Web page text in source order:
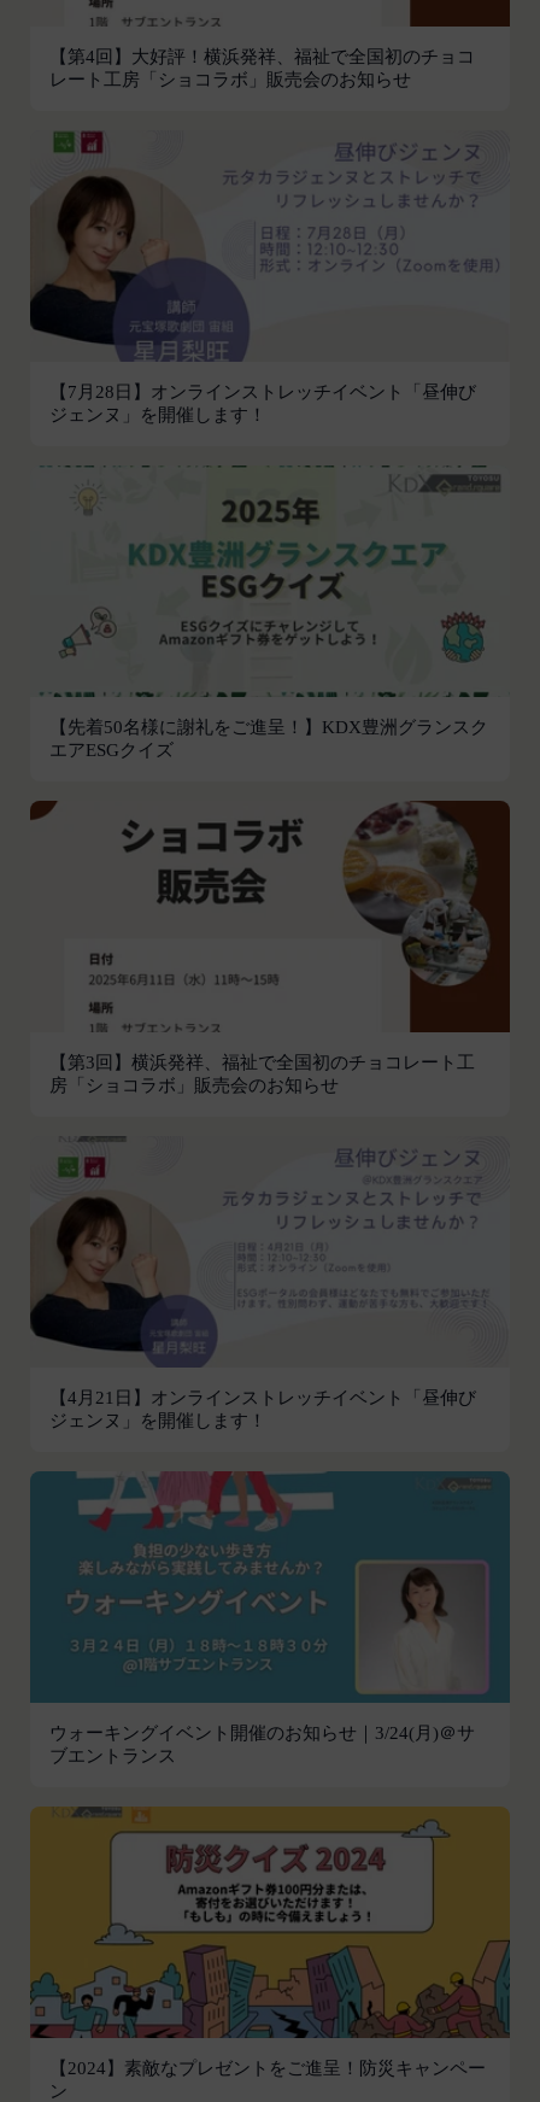
【第4回】大好評！横浜発祥、福祉で全国初のチョコ
レート工房「ショコラボ」販売会のお知らせ
【7月28日】オンラインストレッチイベント「昼伸び
ジェンヌ」を開催します！
【先着50名様に謝礼をご進呈！】KDX豊洲グランスク
エアESGクイズ
【第3回】横浜発祥、福祉で全国初のチョコレート工
房「ショコラボ」販売会のお知らせ
【4月21日】オンラインストレッチイベント「昼伸び
ジェンヌ」を開催します！
ウォーキングイベント開催のお知らせ｜3/24(月)＠サ
ブエントランス
【2024】素敵なプレゼントをご進呈！防災キャンペー
ン
易の実現のために必要または適切であると判断した
場合、お客様情報の全部または一部を公開すること
があります。
お客様の保護のために、開示が合理的に必要である
と判断する場合、お客様情報の全部または一部を開
示することがあります。
売却または合併
組織再編、合併または譲渡に際し、当社が取得した
個人情報の全部または一部を関係者に移転すること
があります。
委託先等の管理
当社は、業務を委託するため委託先にお客様情報を
提供または開示する場合、当該委託先に対し、適切
供および当社の提供目的以外の目的での利用を行わ
ないよう適切に管理および監督します。
お客様がご自身の個人情報の内容を確認、訂正また
は利用停止を希望される場合には、個人情報保護法
その他の法令により当社が義務を負う範囲におい
て、速やかに対応させていただきます。
場合があります。
お問い合わせ
開示等のご希望、ご意見、ご質問、苦情のお申し出
は、下記の窓口までお願いいたします。
メールによるお問い合わせ
営業時間内に順次回答いたします。
お問い合わせ内容によっては回答にお時間をいただ
く場合や、ご返答できない場合がございます。あら
かじめご了承いただきますようお願い致します。
「@goyoh.jp」を含むメールアドレスから受信でき
るよう、あらかじめご設定ください。
メールによるお問い合わせについて、お客さまの個
人情報保護のため、SSL通信を使用しております。
合には、このお問い合わせフォームは利用できませ
んので、その場合にはお電話でのお問い合わせをお
願いいたします。
組織・体制
当社は、管理担当役員を利用者情報管理責任者と
し、利用者情報の適正な管理及び継続的な改善を実
施します。
免責
当社は、以下の場合には、何らの責任を負いませ
ん。
お客様ご本人が本サービスの機能又は別の手段を用
お客様が自ら本サービス上に入力した情報等によ
り、個人を識別し得る状態に至った場合
当社は、利用者情報の取扱いに関する運用状況を適
宜見直し、継続的な改善に努めるものとし、必要に
応じて、本ポリシーをお客様の事前の了承を得るこ
となく変更することがあります。変更後の本ポリシ
ーについては、当社が別途定める場合を除いて、当
社ウェブサイトでの公示後、すぐに効力が発生する
ものとします。但し、法令上お客様の同意が必要と
方法により、お客様の同意を取得するものとしま
その他の注意事項
当社が提供するサービスは、当社が管理するサービ
ス以外のサービスへのリンクを含む場合があり、こ
れら外部サービスにおける内容や利用者情報の保護
については、当社は一切責任を負いません。
発効日：2021年9月1日
閉じる
があり、又は現在受けている場合
未成年者、成年被後見人、被保佐人又は被補助
人のいずれかであって、法定代理人、後見人､保
会員登録の申請に虚偽の事項が含まれている場
過去に当社との契約に違反した者またはその関
係者であると当社が判断した場合
反社会的勢力等（暴力団、暴力団員、右翼団
体、反社会的勢力、その他これに準ずるものを
意味します。以下同じ。）であるまたは資金提
供その他を通じて反社会的勢力等の維持、運営
もしくは経営に協力もしくは関与する等反社会
的勢力等との何らかの交流もしくは関係を行っ
その他会員登録が適当でないと当社が判断した
第5条（登録内容の変更）
会員は、登録情報の内容の全部または一部に関して
変更が生じた場合、直ちに当社所定の方法により登
録内容を変更する手続きを行うものとします。
会員が前項に定める変更手続きを行わなかった場合
効なものとすることをあらかじめ承諾します。
会員が本条第１項に定める変更手続きを行わなかっ
たことにより生じた損害について、当社は一切責任
第6条（IDおよびパスワードの管理）
会員は、会員登録等の際に会員本人が設定し、承
認・登録されたお客様IDおよびパスワードの利
用、管理について一切の責任を負うものとします。
会員は、お客様IDおよびパスワードの第三者への
譲渡、承継、名義変更、貸与、開示又は漏洩しては
ならないものとします。
会員のお客様IDおよびパスワードの使用上の過失
または第三者による不正使用等に起因する損害につ
いて、当社は一切責任を負わないものとします。
る損害について、当社は一切の責任を負わないもの
とします。
当社は、当社所定の方法により会員のお客様IDお
よびパスワードの一致を確認した場合、当該お客様
IDおよびパスワードに基づく会員が、本サービス
を利用したものとみなし、その場合の責任は全て当
該会員に帰属するものとします。
第7条（会員の退会）
会員は、当社所定の退会手続の完了により、会員登
録を抹消することができます。
会員は、本サービスの利用に際して、以下の各号の
いずれかに該当する行為または該当するおそれのあ
る行為を行ってはならないものとします。
本規約および法令に違反する行為、犯罪に結び
つく行為または公序良俗に反する行為
会員登録または登録内容の変更の際に虚偽の会
員情報を入力する行為
本サービスの運営を妨害するおそれのある行為
または本サービスに支障を生じさせるおそれの
ある行為
当社または第三者の財産権、プライバシー権、
著作権等の知的財産権、その他の権利または利
益を侵害する行為
当社または第三者を誹謗、中傷する行為
当社もしくは第三者に対して、迷惑、不利益ま
たは損害を与える行為
お客様IDおよびパスワードを不正に使用する行
為
同業者の再販など、営利目的で商品等を購入す
る行為
その他、当社が不適切と判断する行為